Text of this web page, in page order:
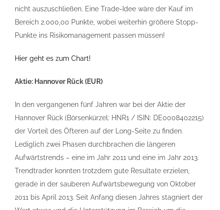
nicht auszuschließen. Eine Trade-Idee wäre der Kauf im
Bereich 2.000,00 Punkte, wobei weiterhin größere Stopp-
Punkte ins Risikomanagement passen müssen!
Hier geht es zum Chart!
Aktie: Hannover Rück (EUR)
In den vergangenen fünf Jahren war bei der Aktie der
Hannover Rück (Börsenkürzel: HNR1 / ISIN: DE0008402215)
der Vorteil des Öfteren auf der Long-Seite zu finden.
Lediglich zwei Phasen durchbrachen die längeren
Aufwärtstrends – eine im Jahr 2011 und eine im Jahr 2013.
Trendtrader konnten trotzdem gute Resultate erzielen,
gerade in der sauberen Aufwärtsbewegung von Oktober
2011 bis April 2013. Seit Anfang diesen Jahres stagniert der